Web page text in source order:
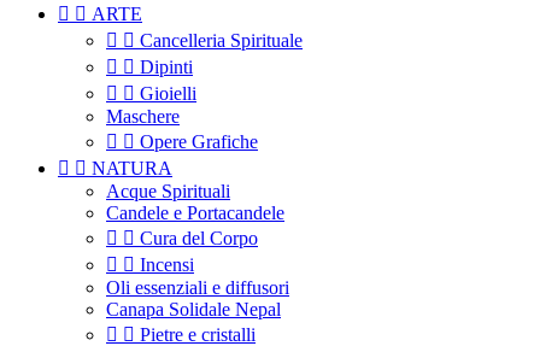
  ARTE
  Cancelleria Spirituale
  Dipinti
  Gioielli
Maschere
  Opere Grafiche
  NATURA
Acque Spirituali
Candele e Portacandele
  Cura del Corpo
  Incensi
Oli essenziali e diffusori
Canapa Solidale Nepal
  Pietre e cristalli